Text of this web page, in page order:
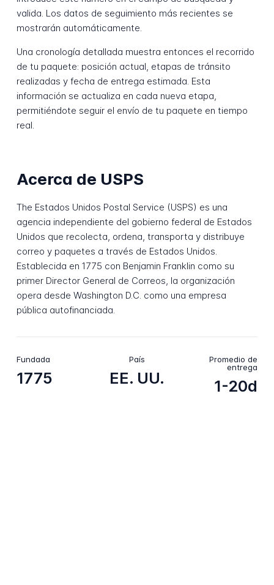
valida. Los datos de seguimiento más recientes se
mostrarán automáticamente.
Una cronología detallada muestra entonces el recorrido
de tu paquete: posición actual, etapas de tránsito
realizadas y fecha de entrega estimada. Esta
información se actualiza en cada nueva etapa,
permitiéndote seguir el envío de tu paquete en tiempo
real.
Acerca de USPS
The Estados Unidos Postal Service (USPS) es una
agencia independiente del gobierno federal de Estados
Unidos que recolecta, ordena, transporta y distribuye
correo y paquetes a través de Estados Unidos.
Establecida en 1775 con Benjamin Franklin como su
primer Director General de Correos, la organización
opera desde Washington D.C. como una empresa
pública autofinanciada.
Fundada
1775
País
EE. UU.
Promedio de
entrega
1-20d